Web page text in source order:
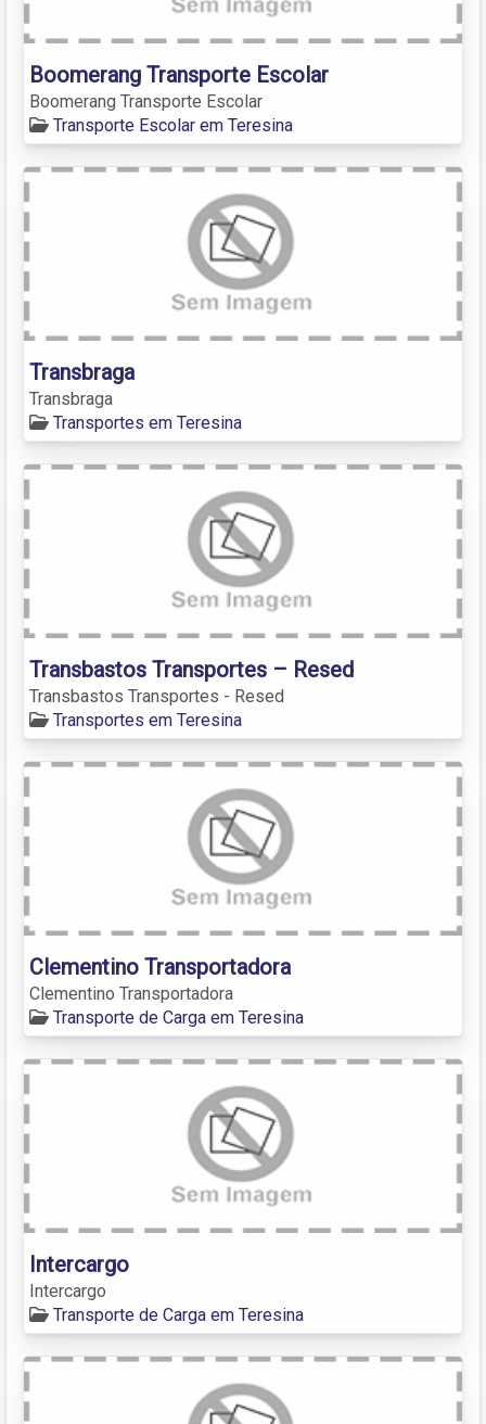
Boomerang Transporte Escolar
Boomerang Transporte Escolar
Transporte Escolar em Teresina
Transbraga
Transbraga
Transportes em Teresina
Transbastos Transportes – Resed
Transbastos Transportes - Resed
Transportes em Teresina
Clementino Transportadora
Clementino Transportadora
Transporte de Carga em Teresina
Intercargo
Intercargo
Transporte de Carga em Teresina